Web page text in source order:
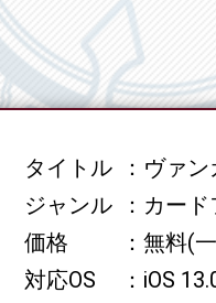
SPECタイトル
ヴァン
ジャンル
カード
価格
無料(
対応OS
iOS